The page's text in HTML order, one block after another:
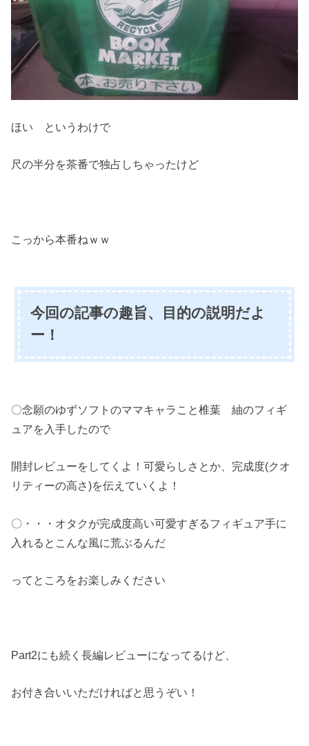
ほい というわけで
尺の半分を茶番で独占しちゃったけど
こっから本番ねｗｗ
今回の記事の趣旨、目的の説明だよ
ー！
〇念願のゆずソフトのママキャラこと椎葉 紬のフィギ
ュアを入手したので
開封レビューをしてくよ！可愛らしさとか、完成度(クオ
リティーの高さ)を伝えていくよ！
〇・・・オタクが完成度高い可愛すぎるフィギュア手に
入れるとこんな風に荒ぶるんだ
ってところをお楽しみください
Part2にも続く長編レビューになってるけど、
お付き合いいただければと思うぞい！